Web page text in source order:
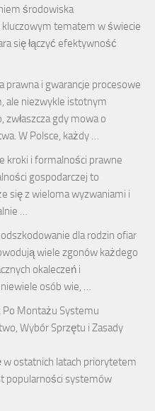
środowiska
tematem w świecie
się łączyć efektywność
prawna i gwarancje procesowe
ale niezwykle istotnym
zwłaszcza gdy mowa o
W Polsce, każdy …
kroki i formalności prawne
gospodarczej to
się z wieloma wyzwaniami i
…
dla rodzin ofiar
wiele zgonów każdego
okaleczeń i
osób wie, …
Montażu Systemu
Wybór Sprzętu i Zasady
w ostatnich latach priorytetem
popularności systemów